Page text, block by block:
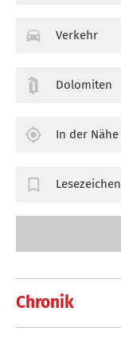
Chronik
Verkehr
Dolomiten
In der Nähe
Lesezeichen